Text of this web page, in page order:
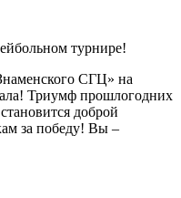
турнире!
СГЦ» на
Триумф прошлогодних
доброй
за победу! Вы –